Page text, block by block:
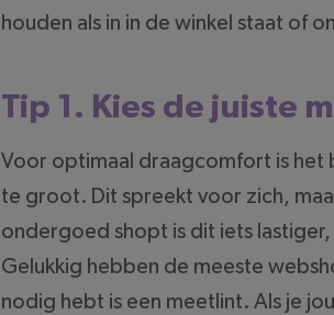
houden als in in de winkel staat of
Tip 1. Kies de juiste
Voor optimaal draagcomfort is het
te groot. Dit spreekt voor zich,
ondergoed shopt is dit iets
Gelukkig hebben de meeste
nodig hebt is een meetlint. Als je